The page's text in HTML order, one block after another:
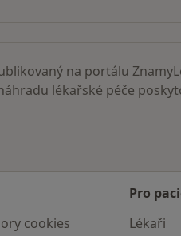
na portálu
lékařské péče
cookies
Pro
Lékaři